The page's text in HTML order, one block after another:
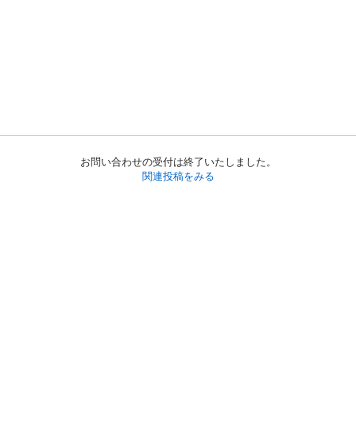
お問い合わせの受付は終了いたしました。
関連投稿をみる